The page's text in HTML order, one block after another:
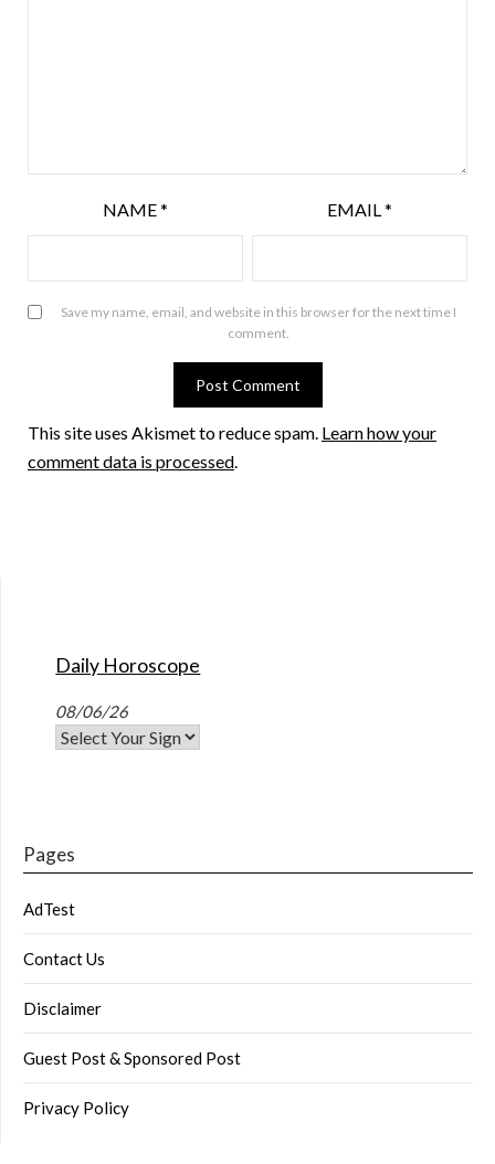
NAME* EMAIL *
Save my name, email, and website in this browser for the next time I
comment.
This site uses Akismet to reduce spam. Learn how your
comment data is processed
Daily Horoscope
08/06/26
Pages
AdTest
Contact Us
Disclaimer
Guest Post & Sponsored Post
Privacy Policy